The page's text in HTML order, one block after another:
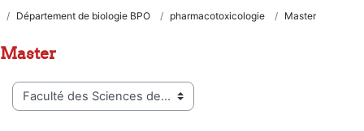
Département de biologie BPO
pharmacotoxicologie Master
Master
Course categories